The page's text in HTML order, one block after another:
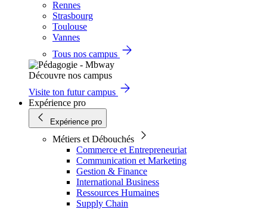
Rennes
Strasbourg
Toulouse
Vannes
Tous nos campus
Découvre nos campus
Visite ton futur campus
Expérience pro
Expérience pro
Métiers et Débouchés
Commerce et Entrepreneuriat
Communication et Marketing
Gestion & Finance
International Business
Ressources Humaines
Supply Chain